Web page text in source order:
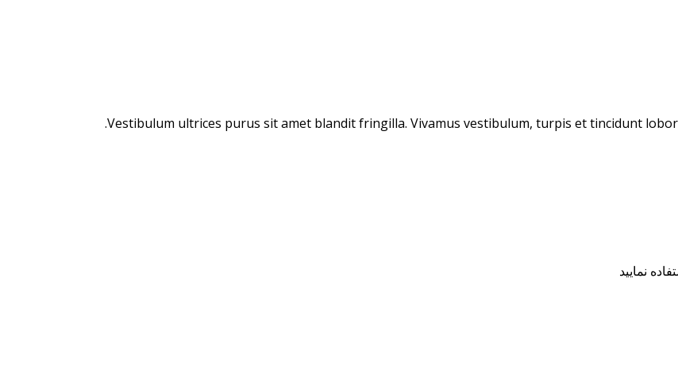
Vestibulum ultrices purus sit amet blandit fringilla. Vivamus vestibulum, turpis et tincidunt
نمایید